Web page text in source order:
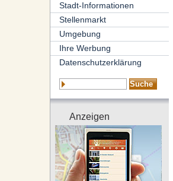
Stadt-Informationen
Stellenmarkt
Umgebung
Ihre Werbung
Datenschutzerklärung
Anzeigen